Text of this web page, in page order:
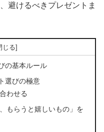
避けるべきプレゼントま
の基本ルール
選びの極意
わせる
もらうと嬉しいもの」を